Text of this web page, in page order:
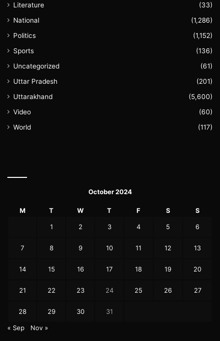
Literature
(33)
National
(1,286)
Politics
(1,152)
Sports
(136)
Uncategorized
(61)
Uttar Pradesh
(201)
Uttarakhand
(5,600)
Video
(60)
World
(117)
October 2024
M T W T F S S
1 2 3 4 5 6
7 8 9 10 11 12 13
14 15 16 17 18 19 20
21 22 23 24 25 26 27
28 29 30 31
« Sep Nov »